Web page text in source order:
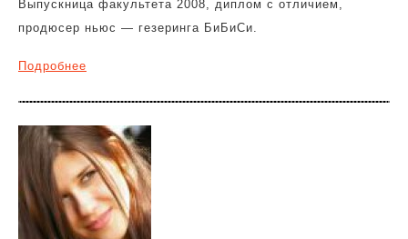
Выпускница факультета 2008, диплом с отличием,
продюсер ньюс — гезеринга БиБиСи.
Подробнее